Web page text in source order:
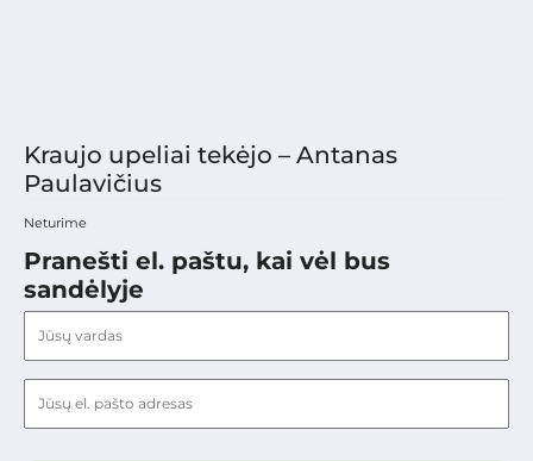
Kraujo upeliai tekėjo – Antanas
Paulavičius
Neturime
Pranešti el. paštu, kai vėl bus
sandėlyje